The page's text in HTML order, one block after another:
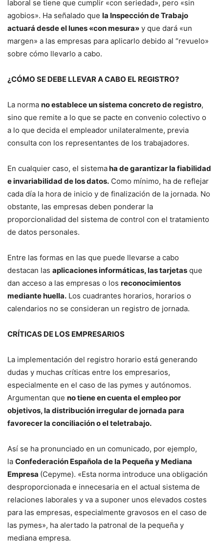
laboral se tiene que cumplir «con seriedad», pero «sin
agobios». Ha señalado que la Inspección de Trabajo
actuará desde el lunes «con mesura» y que dará «un
margen» a las empresas para aplicarlo debido al “revuelo»
sobre cómo llevarlo a cabo.
¿CÓMO SE DEBE LLEVAR A CABO EL REGISTRO?
La norma no establece un sistema concreto de registro,
sino que remite a lo que se pacte en convenio colectivo o
a lo que decida el empleador unilateralmente, previa
consulta con los representantes de los trabajadores.
En cualquier caso, el sistemaha de garantizar la fiabilidad
e invariabilidad de los datos. Como mínimo, ha de reflejar
cada día la hora de inicio y de finalización de la jornada. No
obstante, las empresas deben ponderar la
proporcionalidad del sistema de control con el tratamiento
de datos personales.
Entre las formas en las que puede llevarse a cabo
destacan las aplicaciones informáticas, las tarjetas que
dan acceso a las empresas o los reconocimientos
mediante huella. Los cuadrantes horarios, horarios o
calendarios no se consideran un registro de jornada.
CRÍTICAS DE LOS EMPRESARIOS
La implementación del registro horario está generando
dudas y muchas críticas entre los empresarios,
especialmente en el caso de las pymes y autónomos.
Argumentan que no tiene en cuenta el empleo por
objetivos, la distribución irregular de jornada para
favorecer la conciliación o el teletrabajo.
Así se ha pronunciado en un comunicado, por ejemplo,
la Confederación Española de la Pequeña y Mediana
Empresa (Cepyme). «Esta norma introduce una obligación
desproporcionada e innecesaria en el actual sistema de
relaciones laborales y va a suponer unos elevados costes
para las empresas, especialmente gravosos en el caso de
las pymes», ha alertado la patronal de la pequeña y
mediana empresa.